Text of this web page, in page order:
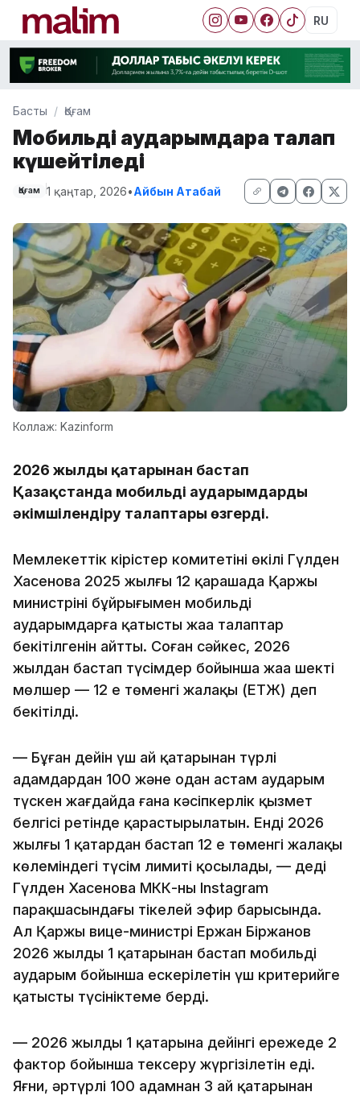
RU
Басты Қоғам
Мобильді аударымдарға талап
күшейтіледі
Қоғам 1 қаңтар, 2026•Айбын Атабай
Коллаж: Kazinform
2026 жылдың қаңтарынан бастап
Қазақстанда мобильді аударымдарды
әкімшілендіру талаптары өзгерді.
Мемлекеттік кірістер комитетінің өкілі Гүлден
Хасенова 2025 жылғы 12 қарашада Қаржы
министрінің бұйрығымен мобильді
аударымдарға қатысты жаңа талаптар
бекітілгенін айтты. Соған сәйкес, 2026
жылдан бастап түсімдер бойынша жаңа шекті
мөлшер — 12 ең төменгі жалақы (ЕТЖ) деп
бекітілді.
— Бұған дейін үш ай қатарынан түрлі
адамдардан 100 және одан астам аударым
түскен жағдайда ғана кәсіпкерлік қызмет
белгісі ретінде қарастырылатын. Енді 2026
жылғы 1 қаңтардан бастап 12 ең төменгі жалақы
көлеміндегі түсім лимиті қосылады, — деді
Гүлден Хасенова МКК-ның Instagram
парақшасындағы тікелей эфир барысында.
Ал Қаржы вице-министрі Ержан Біржанов
2026 жылдың 1 қаңтарынан бастап мобильді
аударым бойынша ескерілетін үш критерийге
қатысты түсініктеме берді.
— 2026 жылдың 1 қаңтарына дейінгі ережеде 2
фактор бойынша тексеру жүргізілетін еді.
Яғни, әртүрлі 100 адамнан 3 ай қатарынан